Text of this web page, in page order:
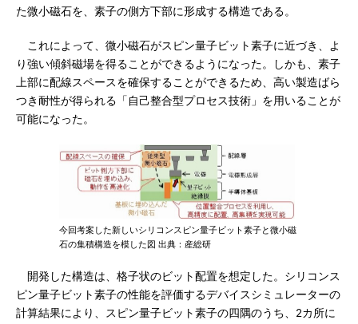
た微小磁石を、素子の側方下部に形成する構造である。
これによって、微小磁石がスピン量子ビット素子に近づき、よ
り強い傾斜磁場を得ることができるようになった。しかも、素子
上部に配線スペースを確保することができるため、高い製造ばら
つき耐性が得られる「自己整合型プロセス技術」を用いることが
可能になった。
今回考案した新しいシリコンスピン量子ビット素子と微小磁
石の集積構造を模した図 出典：産総研
開発した構造は、格子状のビット配置を想定した。シリコンス
ピン量子ビット素子の性能を評価するデバイスシミュレーターの
計算結果により、スピン量子ビット素子の四隅のうち、2カ所に